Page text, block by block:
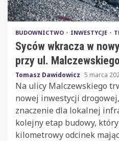
BUDOWNICTWO INWESTYCJE
Syców wkracza w
przy ul.
Tomasz Dawidowicz 5 marca
Na ulicy Malczewskiego
nowej inwestycji
znaczenie dla lokalnej
kolejny etap budowy,
kilometrowy odcinek